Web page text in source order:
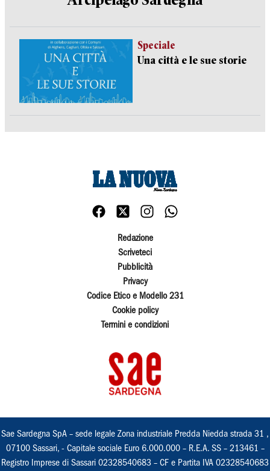
Speciale
Una città e le sue storie
Redazione
Scriveteci
Pubblicità
Privacy
Codice Etico e Modello 231
Cookie policy
Termini e condizioni
Sae Sardegna SpA – sede legale Zona industriale Predda Niedda strada 31 ,
07100 Sassari, - Capitale sociale Euro 6.000.000 – R.E.A. SS – 213461 –
Registro Imprese di Sassari 02328540683 – CF e Partita IVA 02328540683